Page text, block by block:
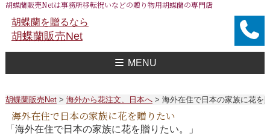
胡蝶蘭販売Netは事務所移転祝いなどの贈り物用胡蝶蘭の専門店
胡蝶蘭を贈るなら
胡蝶蘭販売Net
MENU
胡蝶蘭販売Net> 海外から花注文、日本へ> 海外在住で日本の家族に花を
海外在住で日本の家族に花を贈りたい
「海外在住で日本の家族に花を贈りたい。」